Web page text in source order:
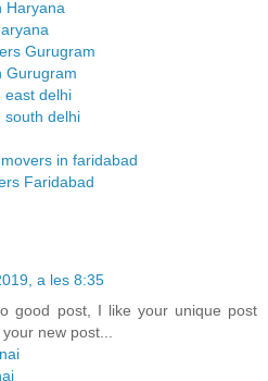
Haryana
Gurugram
Gurugram
east delhi
south delhi
in faridabad
Faridabad
a les 8:35
good post, I like your unique post
new post...